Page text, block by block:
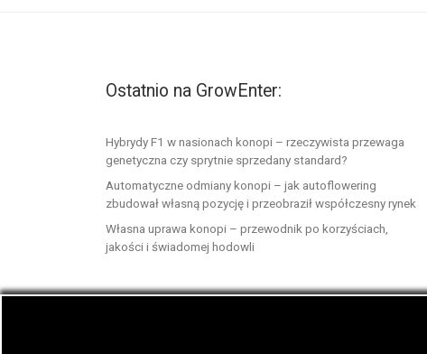
Ostatnio na GrowEnter:
Hybrydy F1 w nasionach konopi – rzeczywista przewaga
genetyczna czy sprytnie sprzedany standard?
Automatyczne odmiany konopi – jak autoflowering
zbudował własną pozycję i przeobraził współczesny rynek
Własna uprawa konopi – przewodnik po korzyściach,
jakości i świadomej hodowli